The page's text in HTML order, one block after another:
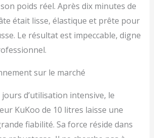
poids réel. Après dix minutes de
était lisse, élastique et prête pour
Le résultat est impeccable, digne
sur le marché
d’utilisation intensive, le
KuKoo de 10 litres laisse une
fiabilité. Sa force réside dans